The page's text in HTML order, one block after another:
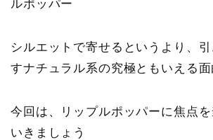
ルポッパー
シルエットで寄せるというより、
すナチュラル系の究極ともいえる
今回は、リップルポッパーに焦点
いきましょう